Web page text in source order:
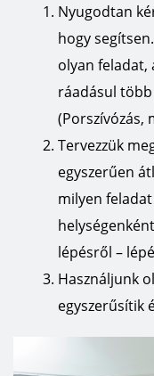
Nyugodtan
hogy
olyan feladat,
ráadásul
(Porszívózás,
Tervezzük
egyszerűen
milyen
lépésről –
Használjunk
egyszerűsítik